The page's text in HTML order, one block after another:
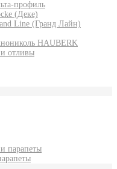
профиль
(Деке)
Line (Гранд Лайн)
HAUBERK
отливы
парапеты